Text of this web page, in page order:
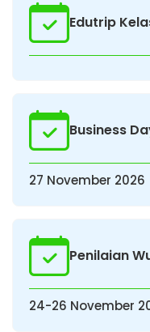
Edutrip
Business
27 November 2026
Penilaian
24-26 November